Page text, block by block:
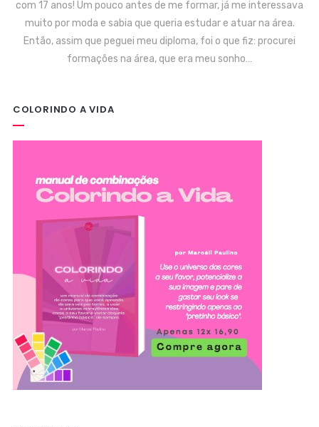
com 17 anos! Um pouco antes de me formar, já me interessava
muito por moda e sabia que queria estudar e atuar na área.
Então, assim que peguei meu diploma, foi o que fiz: procurei
formações na área, que era meu sonho…
COLORINDO A VIDA